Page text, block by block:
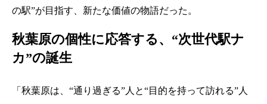
の駅”が目指す、新たな価値の物語だった。
秋葉原の個性に応答する、“次世代駅ナ
カ”の誕生
「秋葉原は、“通り過ぎる”人と“目的を持って訪れる”人